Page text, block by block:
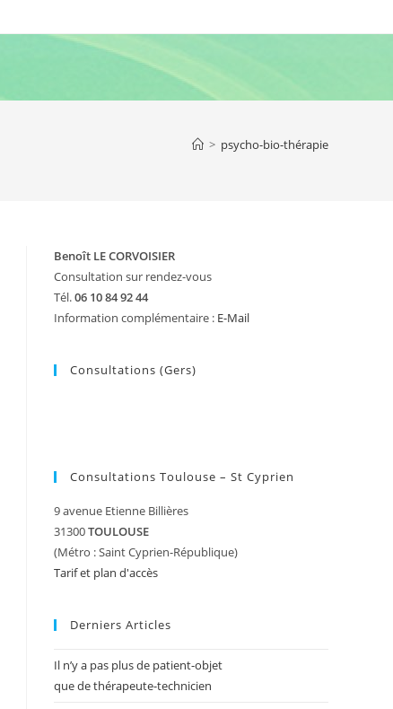
> psycho-bio-thérapie
Benoît LE CORVOISIER
Consultation sur rendez-vous
Tél.06 10 84 92 44
Information complémentaire : E-Mail
Consultations (Gers)
Consultations Toulouse – St Cyprien
9 avenue Etienne Billières
31300TOULOUSE
(Métro : Saint Cyprien-République)
Tarif et plan d'accès
Derniers Articles
Il n’y a pas plus de patient-objet
que de thérapeute-technicien